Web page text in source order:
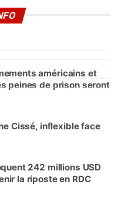
américains et
peines de prison seront
Cissé, inflexible face
242 millions USD
la riposte en RDC